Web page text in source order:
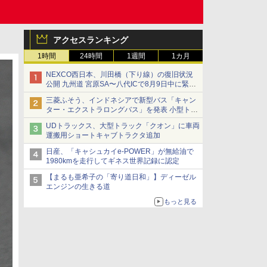
アクセスランキング
1時間 24時間 1週間 1カ月
NEXCO西日本、川田橋（下り線）の復旧状況
公開 九州道 宮原SA〜八代ICで8月9日中に緊急
車両を通行可能に
三菱ふそう、インドネシアで新型バス「キャン
ター・エクストラロングバス」を発表 小型トラ
ックベースの観光・旅客輸送向けバス
UDトラックス、大型トラック「クオン」に車両
運搬用ショートキャブトラクタ追加
日産、「キャシュカイe-POWER」が無給油で
1980kmを走行してギネス世界記録に認定
【まるも亜希子の「寄り道日和」】ディーゼル
エンジンの生きる道
もっと見る